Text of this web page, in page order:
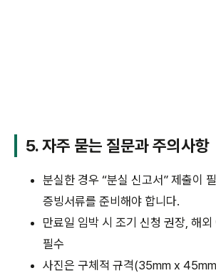
5. 자주 묻는 질문과 주의사항
분실한 경우 “분실 신고서” 제출이
증빙서류를 준비해야 합니다.
만료일 임박 시 조기 신청 권장, 해외
필수
사진은 구체적 규격(35mm x